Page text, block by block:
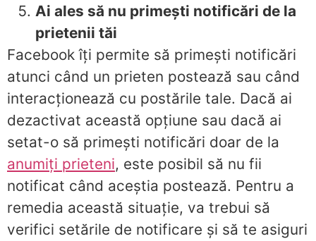
Ai ales să nu primești notificări de la
prietenii tăi
Facebook îți permite să primești notificări
atunci când un prieten postează sau când
interacționează cu postările tale. Dacă ai
dezactivat această opțiune sau dacă ai
setat-o să primești notificări doar de la
anumiți prieteni, este posibil să nu fii
notificat când aceștia postează. Pentru a
remedia această situație, va trebui să
verifici setările de notificare și să te asiguri